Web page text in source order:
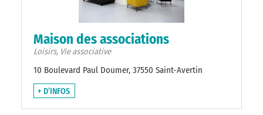
Maison des associations
Loisirs, Vie associative
10 Boulevard Paul Doumer, 37550 Saint-Avertin
+ D’INFOS